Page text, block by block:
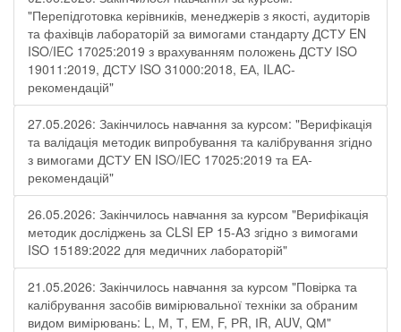
"Перепідготовка керівників, менеджерів з якості, аудиторів
та фахівців лабораторій за вимогами стандарту ДСТУ EN
ISO/IEC 17025:2019 з врахуванням положень ДСТУ ISO
19011:2019, ДСТУ ISO 31000:2018, ЕА, ILAC-
рекомендацій"
27.05.2026: Закінчилось навчання за курсом: "Верифікація
та валідація методик випробування та калібрування згідно
з вимогами ДСТУ EN ISO/IEC 17025:2019 та ЕА-
рекомендацій"
26.05.2026: Закінчилось навчання за курсом "Верифікація
методик досліджень за CLSI EP 15-A3 згідно з вимогами
ISO 15189:2022 для медичних лабораторій"
21.05.2026: Закінчилось навчання за курсом "Повірка та
калібрування засобів вимірювальної техніки за обраним
видом вимірювань: L, М, Т, ЕМ, F, РR, ІR, АUV, QМ"